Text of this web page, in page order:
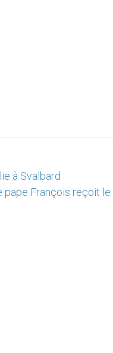
à Svalbard
pape François reçoit